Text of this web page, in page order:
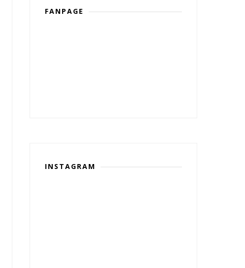
FANPAGE
INSTAGRAM